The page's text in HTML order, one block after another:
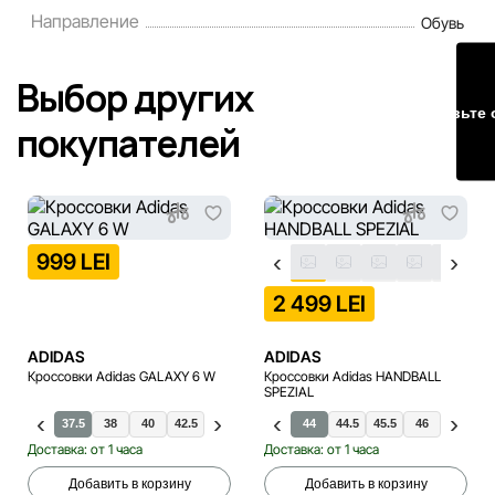
исправлять возможные ошибки в кратчайшие разумные
Направление Обувь
Выбор других
покупателей
999 LEI
ADIDAS
Кроссовки Adidas GALAXY 6 W
37.5 38 40 42.5 36 38.5 39.5 40.5 41.5 42
Доставка: от 1 часа
Добавить в корзину
2 499 LEI
ADIDAS
Кроссовки Adidas HANDBALL
SPEZIAL
39.5 40 40.5 41.5 42 43.5 44 44.5 45.5 46 46.5
Доставка: от 1 часа
Добавить в корзину
28 29 30
Оставьте